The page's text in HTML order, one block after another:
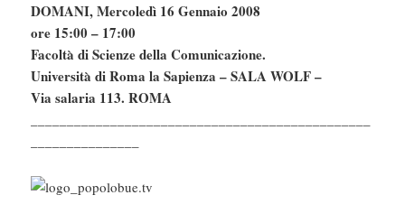
DOMANI, Mercoledì 16 Gennaio 2008
ore 15:00 – 17:00
Facoltà di Scienze della Comunicazione.
Università di Roma la Sapienza – SALA WOLF –
Via salaria 113. ROMA